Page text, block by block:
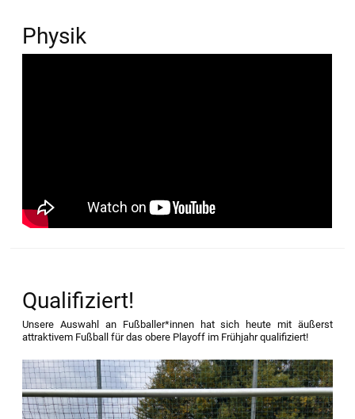
Physik
Qualifiziert!
Unsere Auswahl an Fußballer*innen hat sich heute mit äußerst
attraktivem Fußball für das obere Playoff im Frühjahr qualifiziert!